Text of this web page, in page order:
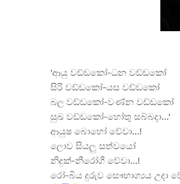
'ආයු වඩ්ඩකෝ-ධන වඩ්ඩකෝ
සිරි වඩ්ඩකෝ-යස වඩ්ඩකෝ
බල වඩ්ඩකෝ-වණ්න වඩ්ඩකෝ
සුඛ වඩ්ඩකෝ-හෝතු සබ්බදා...'
ආයුෂ බොහෝ වේවා...!
ලොව සියලු සත්වයෝ
නිදුක්-නීරෝගී වේවා...!
රෝ-බිය දුරුව සෞභාග්යය උදා